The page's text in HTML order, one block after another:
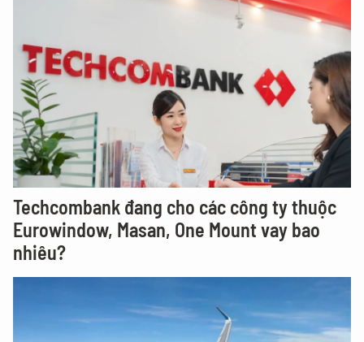
Techcombank đang cho các công ty thuộc
Eurowindow, Masan, One Mount vay bao
nhiêu?